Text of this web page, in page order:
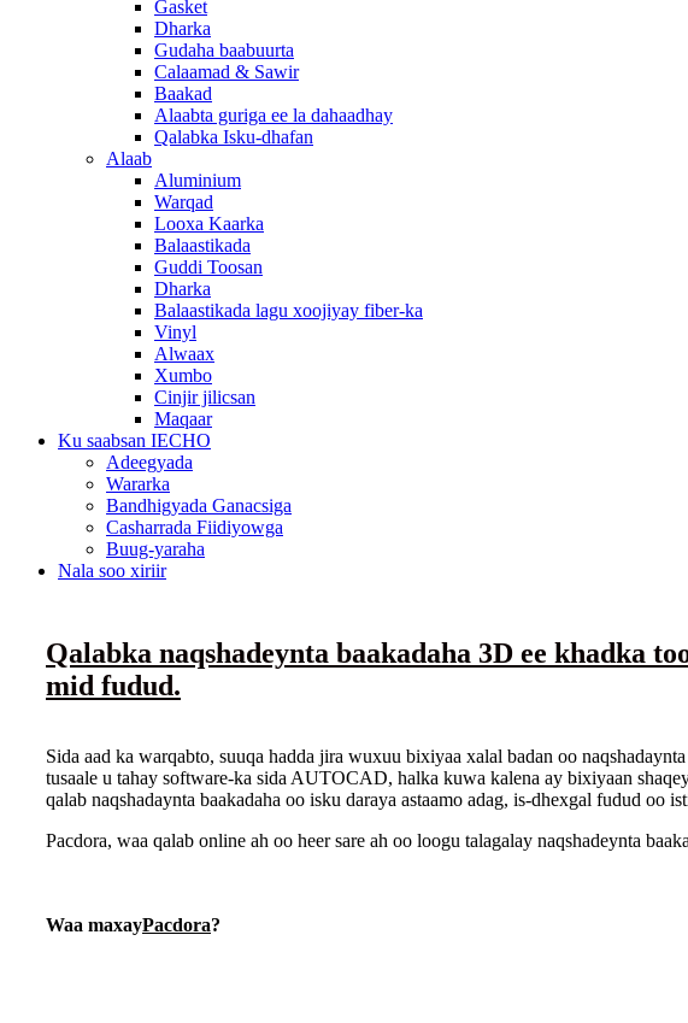
Gasket
Dharka
Gudaha baabuurta
Calaamad & Sawir
Baakad
Alaabta guriga ee la dahaadhay
Qalabka Isku-dhafan
Alaab
Aluminium
Warqad
Looxa Kaarka
Balaastikada
Guddi Toosan
Dharka
Balaastikada lagu xoojiyay fiber-ka
Vinyl
Alwaax
Xumbo
Cinjir jilicsan
Maqaar
Ku saabsan IECHO
Adeegyada
Wararka
Bandhigyada Ganacsiga
Casharrada Fiidiyowga
Buug-yaraha
Nala soo xiriir
Qalabka naqshadeynta baakadaha 3D ee khadka
mid fudud.
Sida aad ka warqabto, suuqa hadda jira wuxuu bixiyaa xalal badan oo
tusaale u tahay software-ka sida AUTOCAD, halka kuwa kalena ay bixiyaan
qalab naqshadaynta baakadaha oo isku daraya astaamo adag, is-dhexgal fudud oo
Pacdora, waa qalab online ah oo heer sare ah oo loogu talagalay naqshadeynta
Waa maxayPacdora?